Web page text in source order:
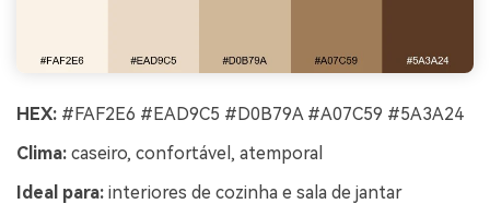
HEX: #FAF2E6 #EAD9C5 #D0B79A #A07C59 #5A3A24
Clima: caseiro, confortável, atemporal
Ideal para: interiores de cozinha e sala de jantar